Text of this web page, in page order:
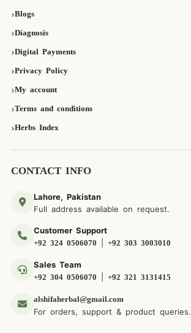
Blogs
Diagnosis
Digital Payments
Privacy Policy
My account
Terms and conditions
Herbs Index
CONTACT INFO
Lahore, Pakistan
Full address available on request.
Customer Support
+92 324 0506070 +92 303 3003010
Sales Team
+92 304 0506070 +92 321 3131415
alshifaherbal@gmail.com
For orders, support & product queries.